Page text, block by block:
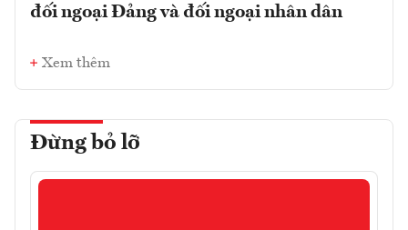
đối ngoại Đảng và đối ngoại nhân dân
Xem thêm
Đừng bỏ lỡ